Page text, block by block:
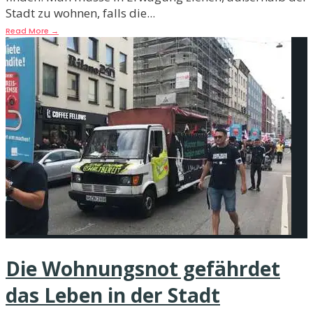
Stadt zu wohnen, falls die...
Read More →
Die Wohnungsnot gefährdet
das Leben in der Stadt